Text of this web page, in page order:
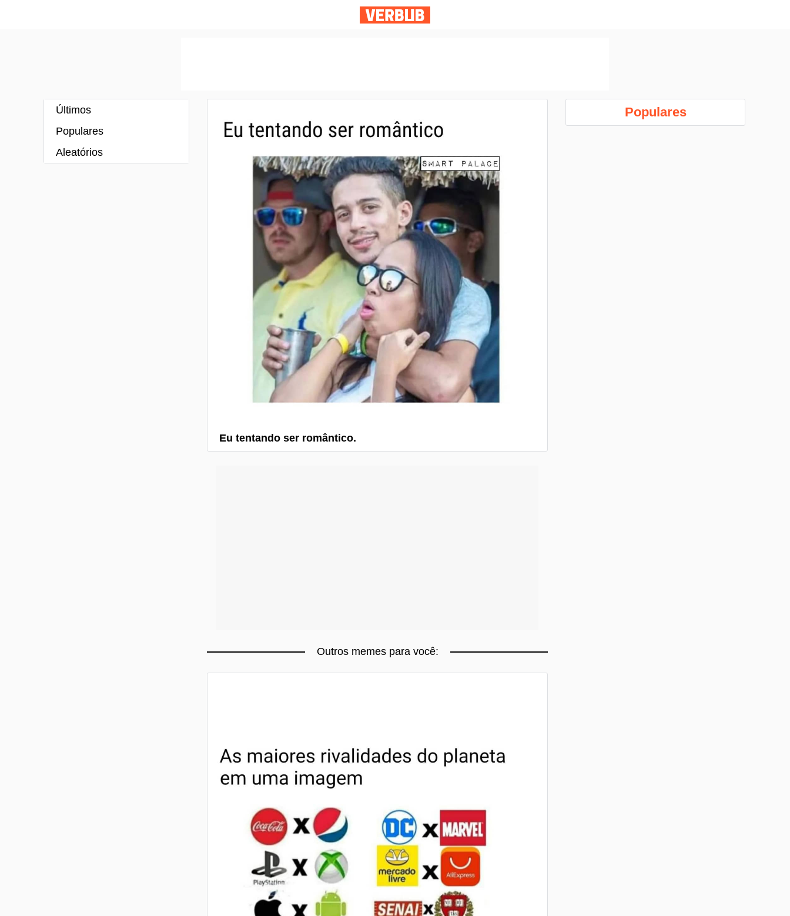
Últimos
Populares
Aleatórios
Eu tentando ser romântico.
Outros memes para você:
Populares